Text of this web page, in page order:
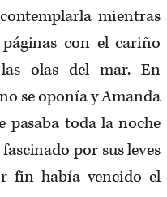
mientras
con el cariño
olas del mar. En
se oponía y Amanda
pasaba toda la noche
por sus leves
fin había vencido el